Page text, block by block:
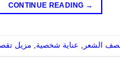
CONTINUE READING →
الشعر , عناية شخصية, مزيل